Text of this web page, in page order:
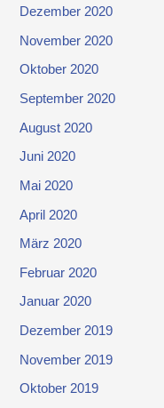
Dezember 2020
November 2020
Oktober 2020
September 2020
August 2020
Juni 2020
Mai 2020
April 2020
März 2020
Februar 2020
Januar 2020
Dezember 2019
November 2019
Oktober 2019